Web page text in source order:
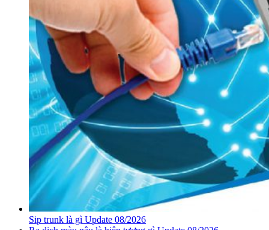
Sip trunk là gì Update 08/2026